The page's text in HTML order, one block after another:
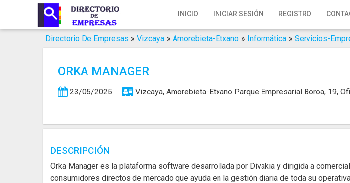
INICIO INICIAR SESIÓN REGISTRO
Inicio
Iniciar Sesión
Servicios SEO
Publica Tu Empresa
Directorio De Empresas » Vizcaya » Amorebieta-Etxano » Informática » Servicios-
ORKA MANAGER
23/05/2025 Vizcaya, Amorebieta-Etxano Parque Empresarial Boroa, 19,
DESCRIPCIÓN
Orka Manager es la plataforma software desarrollada por Divakia y dirigida a
consumidores directos de mercado que ayuda en la gestión diaria de toda su